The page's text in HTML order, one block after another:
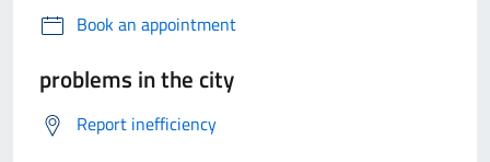
Book an appointment
problems in the city
Report inefficiency